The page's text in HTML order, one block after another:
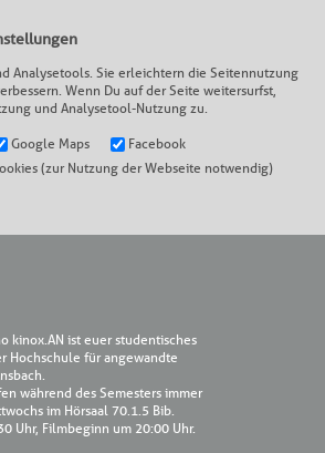
Analysetools. Sie erleichtern die Seitennutzung
Wenn Du auf der Seite weitersurfst,
und Analysetool-Nutzung zu.
Google Maps
Facebook
(zur Nutzung der Webseite notwendig)
kinox.AN ist euer studentisches
Hochschule für angewandte
während des Semesters immer
im Hörsaal 70.1.5 Bib.
Uhr, Filmbeginn um 20:00 Uhr.